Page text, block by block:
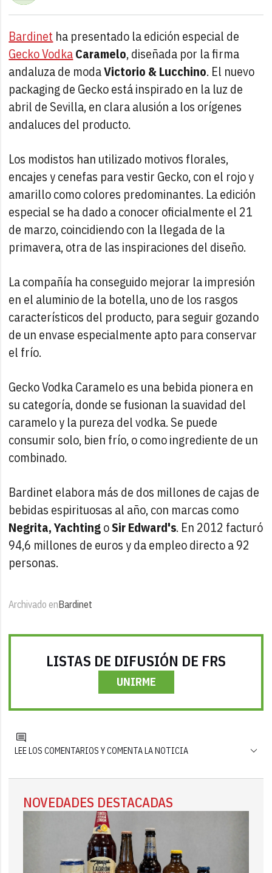
Bardinet ha presentado la edición especial de
Gecko VodkaCaramelo, diseñada por la firma
andaluza de modaVictorio & Lucchino. El nuevo
packaging de Gecko está inspirado en la luz de
abril de Sevilla, en clara alusión a los orígenes
andaluces del producto.
Los modistos han utilizado motivos florales,
encajes y cenefas para vestir Gecko, con el rojo y
amarillo como colores predominantes. La edición
especial se ha dado a conocer oficialmente el 21
de marzo, coincidiendo con la llegada de la
primavera, otra de las inspiraciones del diseño.
La compañía ha conseguido mejorar la impresión
en el aluminio de la botella, uno de los rasgos
característicos del producto, para seguir gozando
de un envase especialmente apto para conservar
el frío.
Gecko Vodka Caramelo es una bebida pionera en
su categoría, donde se fusionan la suavidad del
caramelo y la pureza del vodka. Se puede
consumir solo, bien frío, o como ingrediente de un
combinado.
Bardinet elabora más de dos millones de cajas de
bebidas espirituosas al año, con marcas como
Negrita, YachtingoSir Edward's. En 2012 facturó
94,6 millones de euros y da empleo directo a 92
personas.
Archivado enBardinet
LISTAS DE DIFUSIÓN DE FRS
UNIRME
LEE LOS COMENTARIOS Y COMENTA LA NOTICIA
NOVEDADES DESTACADAS